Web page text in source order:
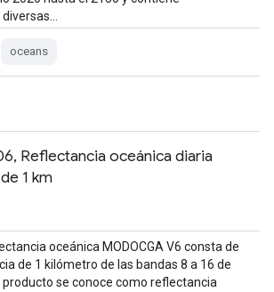
oceans
Reflectancia oceánica diaria
1 km
oceánica MODOCGA V6 consta de
de 1 kilómetro de las bandas 8 a 16 de
producto se conoce como reflectancia